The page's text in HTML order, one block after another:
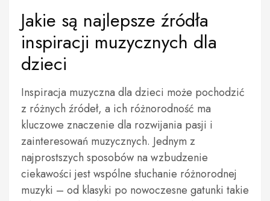
Jakie są najlepsze źródła
inspiracji muzycznych dla
dzieci
Inspiracja muzyczna dla dzieci może pochodzić
z różnych źródeł, a ich różnorodność ma
kluczowe znaczenie dla rozwijania pasji i
zainteresowań muzycznych. Jednym z
najprostszych sposobów na wzbudzenie
ciekawości jest wspólne słuchanie różnorodnej
muzyki – od klasyki po nowoczesne gatunki takie